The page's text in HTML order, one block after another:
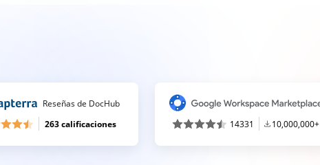
Reseñas de DocHub
263 calificaciones
14331 10,000,000+